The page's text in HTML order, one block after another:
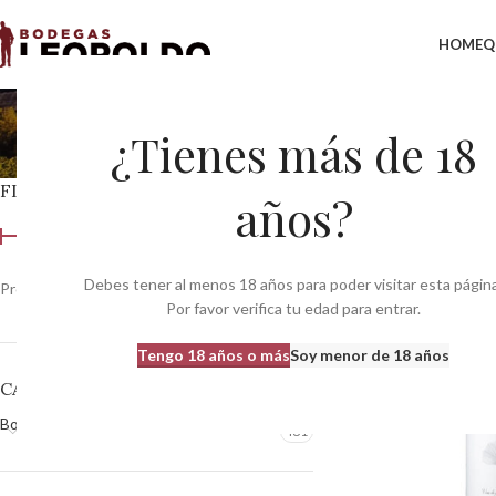
¿Tienes más de 18
años?
Debes tener al menos 18 años para poder visitar esta
Por favor verifica tu edad para entrar.
Tengo 18 años o másSoy menor de 18 años
HOME
FILTRAR POR PRECIO
Filtrar
Precio: —370 €
CATEGORÍAS DEL PRODUCTO
Bodegas 481
Productos